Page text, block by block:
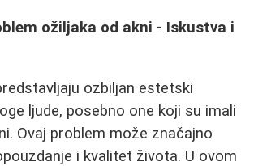
ožiljaka od akni - Iskustva i
ozbiljan estetski
ljude, posebno one koji su imali
Ovaj problem može značajno
i kvalitet života. U ovom